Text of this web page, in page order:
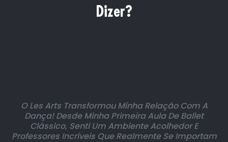
Dizer?
O Les Arts Transformou Minha Relação Com A
Dança! Desde Minha Primeira Aula De Ballet
Clássico, Senti Um Ambiente Acolhedor E
Professores Incríveis Que Realmente Se Importam